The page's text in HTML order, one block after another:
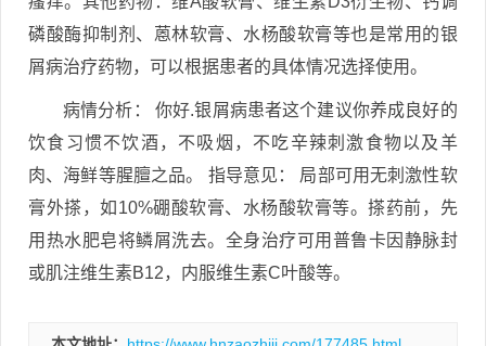
磷酸酶抑制剂、蒽林软膏、水杨酸软膏等也是常用的银
屑病治疗药物，可以根据患者的具体情况选择使用。
病情分析： 你好.银屑病患者这个建议你养成良好的
饮食习惯不饮酒，不吸烟，不吃辛辣刺激食物以及羊
肉、海鲜等腥膻之品。 指导意见： 局部可用无刺激性软
膏外搽，如10%硼酸软膏、水杨酸软膏等。搽药前，先
用热水肥皂将鳞屑洗去。全身治疗可用普鲁卡因静脉封
或肌注维生素B12，内服维生素C叶酸等。